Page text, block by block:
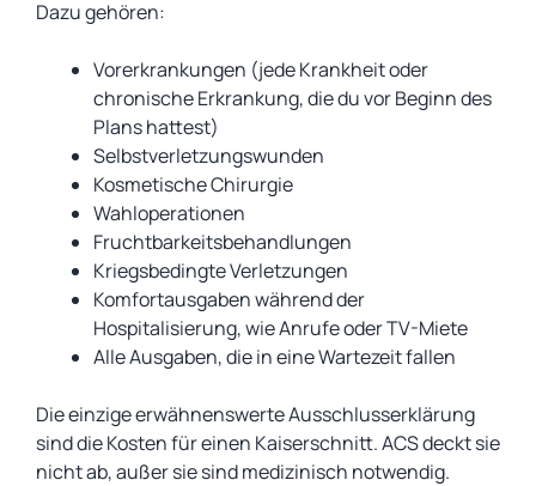
Dazu gehören:
Vorerkrankungen (jede Krankheit oder
chronische Erkrankung, die du vor Beginn des
Plans hattest)
Selbstverletzungswunden
Kosmetische Chirurgie
Wahloperationen
Fruchtbarkeitsbehandlungen
Kriegsbedingte Verletzungen
Komfortausgaben während der
Hospitalisierung, wie Anrufe oder TV-Miete
Alle Ausgaben, die in eine Wartezeit fallen
Die einzige erwähnenswerte Ausschlusserklärung
sind die Kosten für einen Kaiserschnitt. ACS deckt sie
nicht ab, außer sie sind medizinisch notwendig.